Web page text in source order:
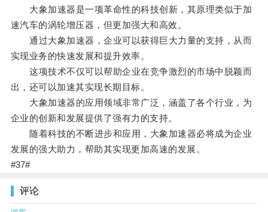
大象加速器是一项革命性的科技创新，其原理类似于加
速汽车的涡轮增压器，但更加强大和高效。
通过大象加速器，企业可以获得巨大力量的支持，从而
实现业务的快速发展和提升效率。
这项技术不仅可以帮助企业在竞争激烈的市场中脱颖而
出，还可以加速其实现长期目标。
大象加速器的应用领域非常广泛，涵盖了各个行业，为
企业的创新和发展提供了强有力的支持。
随着科技的不断进步和应用，大象加速器必将成为企业
发展的强大助力，帮助其实现更加高速的发展。
#37#
评论